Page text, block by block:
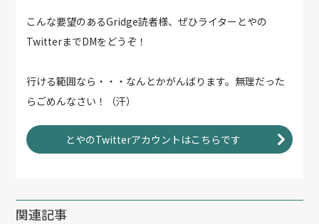
こんな要望のあるGridge読者様、ぜひライターとやの
TwitterまでDMをどうぞ！
行ける範囲なら・・・なんとかがんばります。無理だった
らごめんなさい！（汗）
とやのTwitterアカウントはこちらです
関連記事